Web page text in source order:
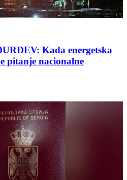
Kada energetska
pitanje nacionalne